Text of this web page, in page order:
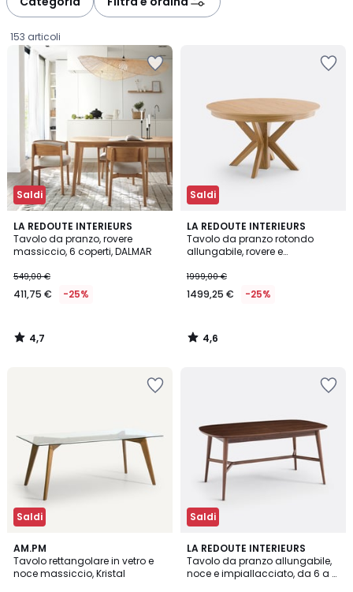
153 articoli
Saldi
LA REDOUTE INTERIEURS
Tavolo da pranzo, rovere
massiccio, 6 coperti, DALMAR
€
Invece
549,00
€
549,00 €
411,75 € -25%
4,7
/ 5
4,7
/
Saldi
LA REDOUTE INTERIEURS
Tavolo da pranzo rotondo
allungabile, rovere e
coperti, GOSLING
1999,00 €
1499,25 € -25%
4,6
/ 5
4,6
/
Saldi
AM.PM
Tavolo rettangolare in vetro e
noce massiccio, Kristal
4,4
/ 5
Saldi
LA REDOUTE INTERIEURS
Tavolo da pranzo allungabile,
noce e impiallacciato, da 6 a 8
3,7
/ 5